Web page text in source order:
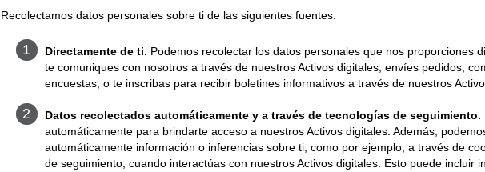
Recolectamos datos personales sobre ti de las siguientes fuentes:
Directamente de ti. Podemos recolectar los datos personales que nos proporciones
te comuniques con nosotros a través de nuestros Activos digitales, envíes pedidos,
encuestas, o te inscribas para recibir boletines informativos a través de nuestros
Datos recolectados automáticamente y a través de tecnologías de seguimiento.
automáticamente para brindarte acceso a nuestros Activos digitales. Además,
automáticamente información o inferencias sobre ti, como por ejemplo, a través de
de seguimiento, cuando interactúas con nuestros Activos digitales. Esto puede incluir